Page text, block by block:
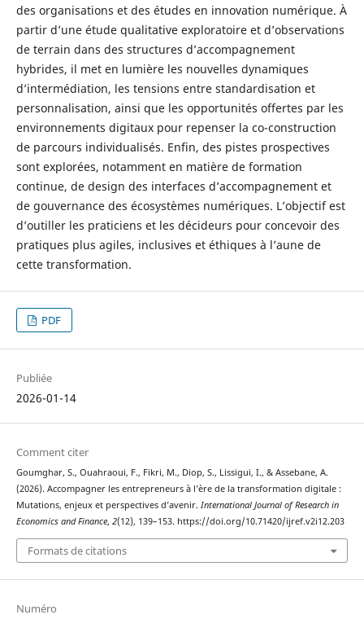
des organisations et des études en innovation numérique. À
partir d’une étude qualitative exploratoire et d’observations
de terrain dans des structures d’accompagnement
hybrides, il met en lumière les nouvelles dynamiques
d’intermédiation, les tensions entre standardisation et
personnalisation, ainsi que les opportunités offertes par les
environnements digitaux pour repenser la co-construction
de parcours individualisés. Enfin, des pistes prospectives
sont explorées, notamment en matière de formation
continue, de design des interfaces d’accompagnement et
de gouvernance des écosystèmes numériques. L’objectif est
d’outiller les praticiens et les décideurs pour concevoir des
pratiques plus agiles, inclusives et éthiques à l’aune de
cette transformation.
PDF
Publiée
2026-01-14
Comment citer
Goumghar, S., Ouahraoui, F., Fikri, M., Diop, S., Lissigui, I., & Assebane, A.
(2026). Accompagner les entrepreneurs à l’ère de la transformation digitale :
Mutations, enjeux et perspectives d’avenir. International Journal of Research in
Economics and Finance, 2(12), 139–153. https://doi.org/10.71420/ijref.v2i12.203
Formats de citations
Numéro